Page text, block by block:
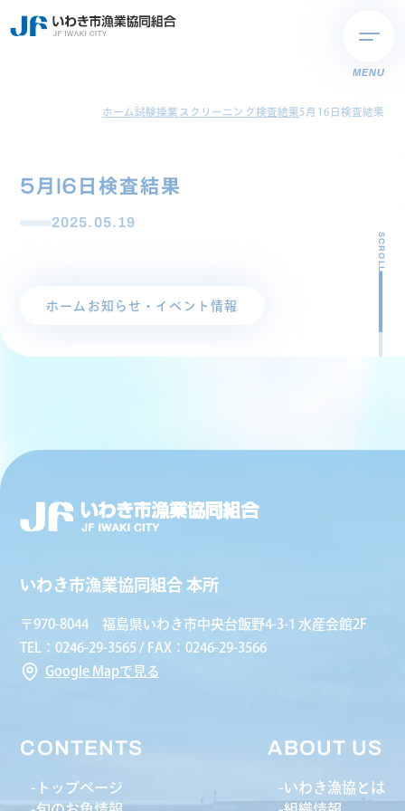
MENU
ホーム試験操業スクリーニング検査結果5月16日検査結果
5月16日検査結果
2025.05.19
ホーム お知らせ・イベント情報
SCROLL
いわき市漁業協同組合 本所
〒970-8044 福島県いわき市中央台飯野4-3-1 水産会館2F
TEL：0246-29-3565 / FAX：0246-29-3566
Google Mapで見る
CONTENTS
トップページ
ABOUT US
いわき漁協とは